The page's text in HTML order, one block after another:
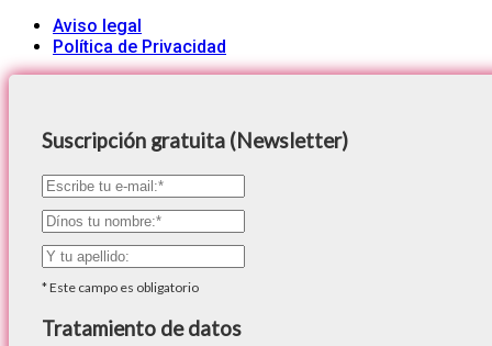
Aviso legal
Política de Privacidad
Suscripción gratuita (Newsletter)
*Este campo es obligatorio
Tratamiento de datos